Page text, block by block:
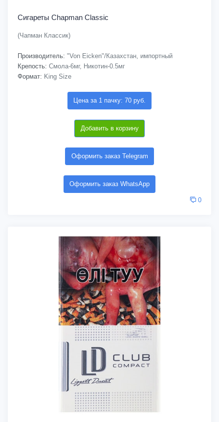
Сигареты Chapman Classic
(Чапман Классик)
Производитель: "Von Eicken"/Казахстан, импортный
Крепость: Смола-6мг, Никотин-0.5мг
Формат: King Size
Цена за 1 пачку: 70 руб.
Добавить в корзину
Оформить заказ Telegram
Оформить заказ WhatsApp
0